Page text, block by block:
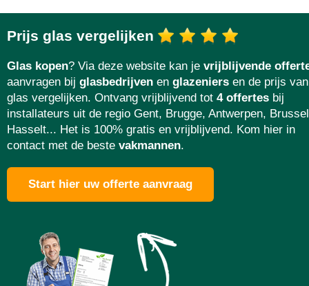
Prijs glas vergelijken
Glas kopen? Via deze website kan je vrijblijvende
aanvragen bij glasbedrijven en glazeniers en de prijs van
glas vergelijken. Ontvang vrijblijvend tot 4 offertes bij
installateurs uit de regio Gent, Brugge, Antwerpen,
Hasselt... Het is 100% gratis en vrijblijvend. Kom hier in
contact met de beste vakmannen.
Start hier uw offerte aanvraag